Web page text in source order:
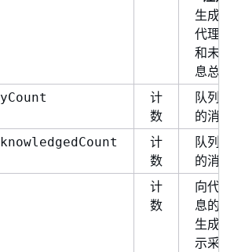
生成
代理
和未
息总
计
数
队列
的消
计
数
队列
的消
计
数
向代
息的
生成
示采